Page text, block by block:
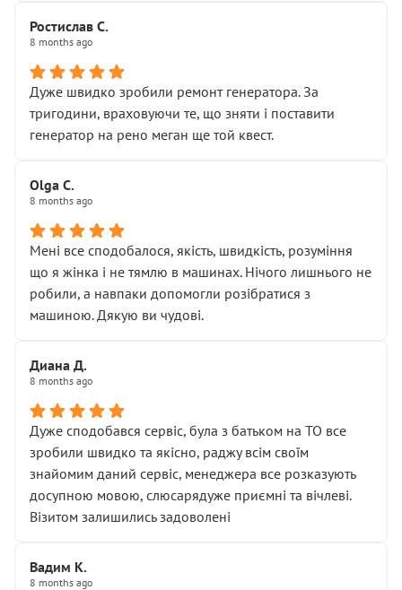
Хотілося б більше:
• належної уваги до авто
• прозорості в роботах і рахунках
• реальної діагностики, а не формального
“подивились і поїхав”
На жаль, складається враження, що сервіс працює не
Стосовно комунікації - все добре
звертатися до цього автосервісу.
Ростислав С.
8 months ago
Дуже швидко зробили ремонт генератора. За
тригодини, враховуючи те, що зняти і поставити
генератор на рено меган ще той квест.
Olga С.
8 months ago
Мені все сподобалося, якість, швидкість, розуміння
що я жінка і не тямлю в машинах. Нічого лишнього не
робили, а навпаки допомогли розібратися з
машиною. Дякую ви чудові.
Диана Д.
8 months ago
Дуже сподобався сервіс, була з батьком на ТО все
зробили швидко та якісно, раджу всім своїм
знайомим даний сервіс, менеджера все розказують
досупною мовою, слюсарядуже приємні та вічлеві.
Візитом залишились задоволені
Вадим К.
8 months ago